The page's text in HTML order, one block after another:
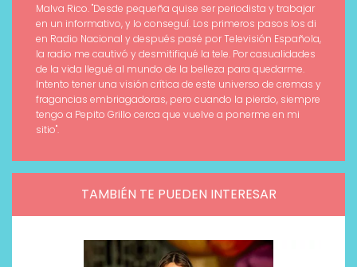
Malva Rico. "Desde pequeña quise ser periodista y trabajar
en un informativo, y lo conseguí. Los primeros pasos los di
en Radio Nacional y después pasé por Televisión Española,
la radio me cautivó y desmitifiqué la tele. Por casualidades
de la vida llegué al mundo de la belleza para quedarme.
Intento tener una visión crítica de este universo de cremas y
fragancias embriagadoras, pero cuando la pierdo, siempre
tengo a Pepito Grillo cerca que vuelve a ponerme en mi
sitio".
TAMBIÉN TE PUEDEN INTERESAR